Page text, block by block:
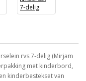
rvs 7-delig (Mirjam
met kinderbord,
kinderbestekset van